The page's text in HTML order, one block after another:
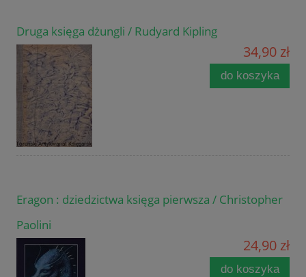
Druga księga dżungli / Rudyard Kipling
34,90 zł
do koszyka
Eragon : dziedzictwa księga pierwsza / Christopher
Paolini
24,90 zł
do koszyka